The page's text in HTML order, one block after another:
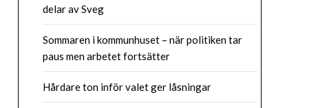
delar av Sveg
Sommaren i kommunhuset – när politiken tar
paus men arbetet fortsätter
Hårdare ton inför valet ger låsningar